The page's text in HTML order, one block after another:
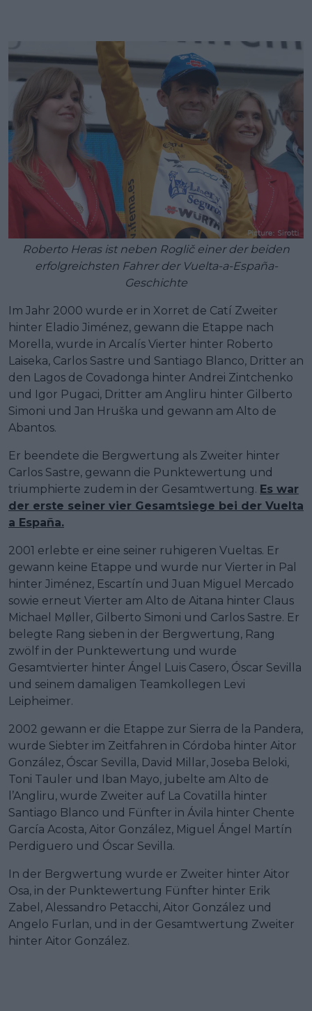
Roberto Heras ist neben Roglič einer der beiden
erfolgreichsten Fahrer der Vuelta-a-España-
Geschichte
Im Jahr 2000 wurde er in Xorret de Catí Zweiter
hinter Eladio Jiménez, gewann die Etappe nach
Morella, wurde in Arcalís Vierter hinter Roberto
Laiseka, Carlos Sastre und Santiago Blanco, Dritter an
den Lagos de Covadonga hinter Andrei Zintchenko
und Igor Pugaci, Dritter am Angliru hinter Gilberto
Simoni und Jan Hruška und gewann am Alto de
Abantos.
Er beendete die Bergwertung als Zweiter hinter
Carlos Sastre, gewann die Punktewertung und
triumphierte zudem in der Gesamtwertung. Es war
der erste seiner vier Gesamtsiege bei der Vuelta
a España.
2001 erlebte er eine seiner ruhigeren Vueltas. Er
gewann keine Etappe und wurde nur Vierter in Pal
hinter Jiménez, Escartín und Juan Miguel Mercado
sowie erneut Vierter am Alto de Aitana hinter Claus
Michael Møller, Gilberto Simoni und Carlos Sastre. Er
belegte Rang sieben in der Bergwertung, Rang
zwölf in der Punktewertung und wurde
Gesamtvierter hinter Ángel Luis Casero, Óscar Sevilla
und seinem damaligen Teamkollegen Levi
Leipheimer.
2002 gewann er die Etappe zur Sierra de la Pandera,
wurde Siebter im Zeitfahren in Córdoba hinter Aitor
González, Óscar Sevilla, David Millar, Joseba Beloki,
Toni Tauler und Iban Mayo, jubelte am Alto de
l’Angliru, wurde Zweiter auf La Covatilla hinter
Santiago Blanco und Fünfter in Ávila hinter Chente
García Acosta, Aitor González, Miguel Ángel Martín
Perdiguero und Óscar Sevilla.
In der Bergwertung wurde er Zweiter hinter Aitor
Osa, in der Punktewertung Fünfter hinter Erik
Zabel, Alessandro Petacchi, Aitor González und
Angelo Furlan, und in der Gesamtwertung Zweiter
hinter Aitor González.